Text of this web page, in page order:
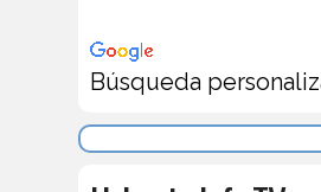
Búsqueda